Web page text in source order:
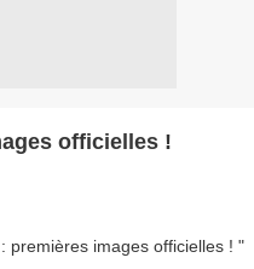
officielles !